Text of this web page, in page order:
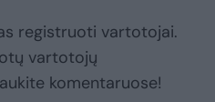
registruoti vartotojai.
vartotojų
komentaruose!